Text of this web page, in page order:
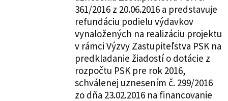
361/2016 z 20.06.2016 a predstavuje
refundáciu podielu výdavkov
vynaložených na realizáciu projektu
v rámci Výzvy Zastupiteľstva PSK na
predkladanie žiadostí o dotácie z
rozpočtu PSK pre rok 2016,
schválenej uznesením č. 299/2016
zo dňa 23.02.2016 na financovanie